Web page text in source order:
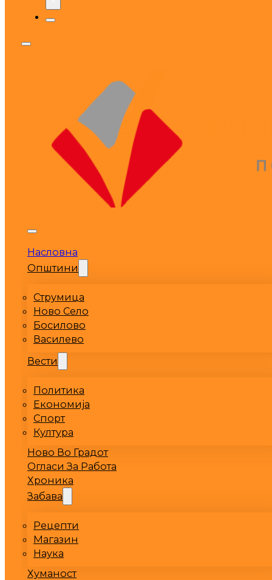
Насловна
Општини
Струмица
Ново Село
Босилово
Василево
Вести
Политика
Економија
Спорт
Култура
Ново Во Градот
Огласи За Работа
Хроника
Забава
Рецепти
Магазин
Наука
Хуманост